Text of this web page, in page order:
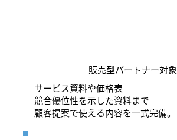
サービス資料や価格表
競合優位性を示した資料まで
顧客提案で使える内容を一式完備。
販売型パートナー対象